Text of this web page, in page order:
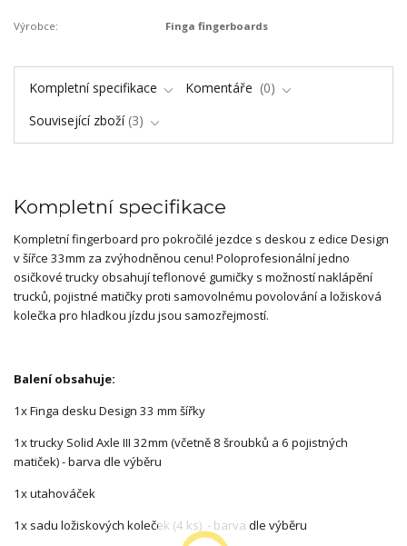
Výrobce: Finga fingerboards
Kompletní specifikace Komentáře
0
Související zboží 3
Kompletní specifikace
Kompletní fingerboard pro pokročilé jezdce s deskou z edice Design
v šířce 33mm za zvýhodněnou cenu! Poloprofesionální jedno
osičkové trucky obsahují teflonové gumičky s možností naklápění
trucků, pojistné matičky proti samovolnému povolování a ložisková
kolečka pro hladkou jízdu jsou samozřejmostí.
Balení obsahuje:
1x Finga desku Design 33 mm šířky
1x trucky Solid Axle III 32mm (včetně 8 šroubků a 6 pojistných
matiček) - barva dle výběru
1x utahováček
1x sadu ložiskových koleček (4 ks) - barva dle výběru